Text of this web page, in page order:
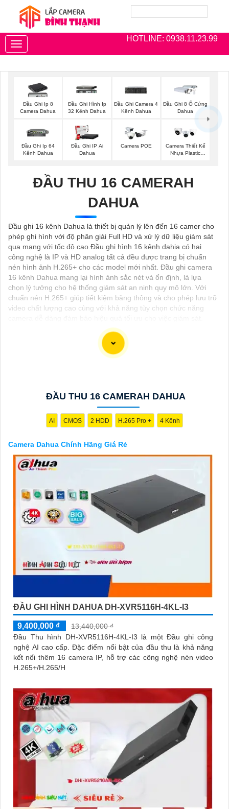
HOTLINE: 0938.11.23.99
Toggle
navigation
Đầu Ghi Ip 8
Camera Dahua
Đầu Ghi Hình Ip
32 Kênh Dahua
Đầu Ghi Camera 4
Kênh Dahua
Đầu Ghi 8 Ổ Cứng
Dahua
Đầu Ghi Ip 64
Kênh Dahua
Đầu Ghi IP Ai
Dahua
Camera POE
Camera Thiết Kế
Nhựa Plastic
ĐẦU THU 16 CAMERAH
DAHUA
Đầu ghi 16 kênh Dahua là thiết bị quản lý lên đến 16 camer cho
phép ghi hình với độ phân giải Full HD và xử lý dữ liệu giám sát
qua mạng với tốc độ cao.Đầu ghi hình 16 kênh dahia có hai
công nghệ là IP và HD analog tất cả đều được trang bị chuẩn
nén hình ảnh H.265+ cho các model mới nhất. Đầu ghi camera
16 kênh Dahua mang lại hình ảnh sắc nét và ổn định, là lựa
chọn lý tưởng cho hệ thống giám sát an ninh quy mô lớn. Với
chuẩn nén H.265+ giúp tiết kiệm băng thông và cho phép lưu trữ
video chất lượng cao cùng với khả năng tùy chọn chức năng
Camera Dahua là một thương hiệu nổi tiếng về sản phẩm an
ninh và giám sát.⚒ 2: Để Hoàn toàn tin cậy mua Camera Dahua
chính hãng, bạn nên mua từ các cửa hàng uy tín hoặc các đại lý
chính thức của Dahua.☄️ 3:Mức giá của Camera Dahua có thể
hiểu kỹ trước khi đầu tư.🎖️
Chất lượng của Camera Dahua
được đánh giá cao với độ phân giải cao, tính năng thông minh
và độ tin cậy.💖
có thể tham khảo trên các website thương mại điện tử hoặc tại
Hy vọng rằng những thông tin trên sẽ giúp bạn chọn lựa được
Camera Dahua chính hãng, giá rẻ và chất lượng. Nếu bạn có
thêm câu hỏi hoặc cần tư vấn thêm, đừng ngần ngại để lại Cung
cấp cho công trình biết.
ĐẦU THU 16 CAMERAH DAHUA
AI CMOS 2 HDD H.265 Pro + 4 Kênh
Camera Dahua Chính Hãng Giá Rẻ
ĐẦU GHI HÌNH DAHUA DH-XVR5116H-4KL-I3
9,400,000 ₫
13,440,000 ₫
Đầu Thu hình DH-XVR5116H-4KL-I3 là một Đầu ghi công
nghệ AI cao cấp. Đặc điểm nổi bật của đầu thu là khả năng
kết nối thêm 16 camera IP, hỗ trợ các công nghệ nén video
H.265+/H.265/H